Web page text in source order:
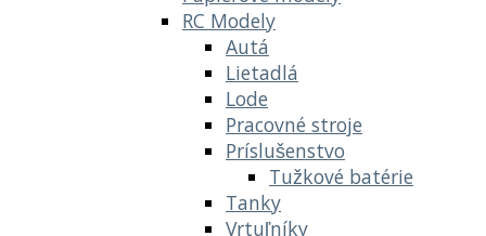
RC Modely
Autá
Lietadlá
Lode
Pracovné stroje
Príslušenstvo
Tužkové batérie
Tanky
Vrtuľníky